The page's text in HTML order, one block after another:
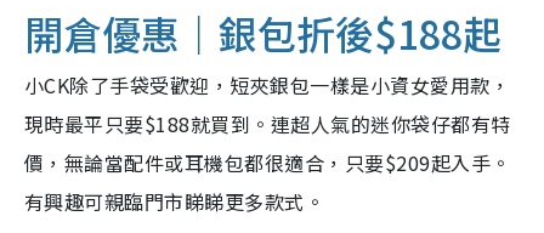
開倉優惠｜銀包折後$188起
小CK除了手袋受歡迎，短夾銀包一樣是小資女愛用款，
現時最平只要$188就買到。連超人氣的迷你袋仔都有特
價，無論當配件或耳機包都很適合，只要$209起入手。
有興趣可親臨門市睇睇更多款式。